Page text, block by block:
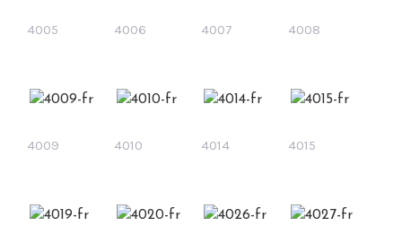
4005 4006 4007 4008
4009 4010 4014 4015